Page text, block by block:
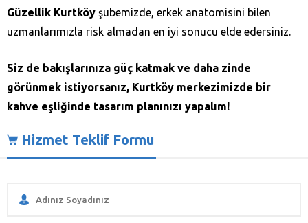
Güzellik Kurtköy şubemizde, erkek anatomisini bilen
uzmanlarımızla risk almadan en iyi sonucu elde edersiniz.
Siz de bakışlarınıza güç katmak ve daha zinde
görünmek istiyorsanız, Kurtköy merkezimizde bir
kahve eşliğinde tasarım planınızı yapalım!
Hizmet Teklif Formu